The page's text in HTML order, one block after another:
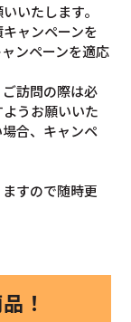
いたします。
ャンペーンを
ンペーンを適応
訪問の際は必
うお願いいた
合、キャンペ
すので随時更
！